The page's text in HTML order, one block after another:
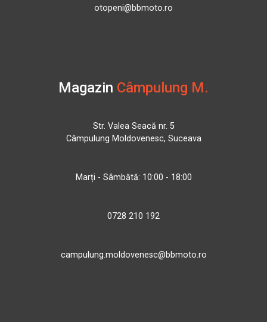
otopeni@bbmoto.ro
Magazin Câmpulung M.
Str. Valea Seacă nr. 5
Câmpulung Moldovenesc, Suceava
Marți - Sâmbătă: 10:00 - 18:00
0728 210 192
campulung.moldovenesc@bbmoto.ro